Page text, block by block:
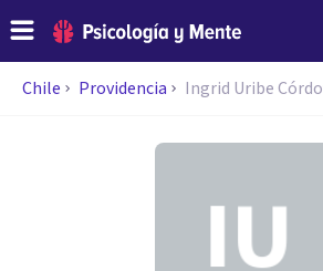
Chile Providencia Ingrid Uribe